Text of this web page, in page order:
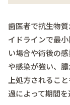
歯医者で抗生物
イドラインで最
い場合や術後の
や感染が強い、
上処方されるこ
過によって期間を